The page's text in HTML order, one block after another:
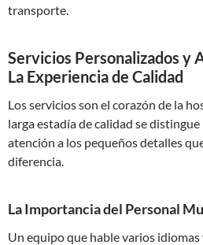
transporte.
Servicios Personalizados y
La Experiencia de Calidad
Los servicios son el corazón de la
larga estadía de calidad se
atención a los pequeños detalles
diferencia.
La Importancia del Personal
Un equipo que hable varios